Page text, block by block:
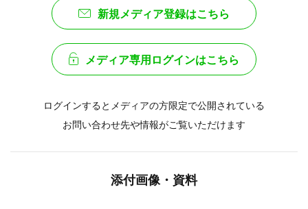
新規メディア登録はこちら
メディア専用ログインはこちら
ログインするとメディアの方限定で公開されている
お問い合わせ先や情報がご覧いただけます
添付画像・資料